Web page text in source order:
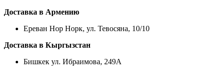
Доставка в Армению
Ереван Нор Норк, ул. Тевосяна, 10/10
Доставка в Кыргызстан
Бишкек ул. Ибраимова, 249А